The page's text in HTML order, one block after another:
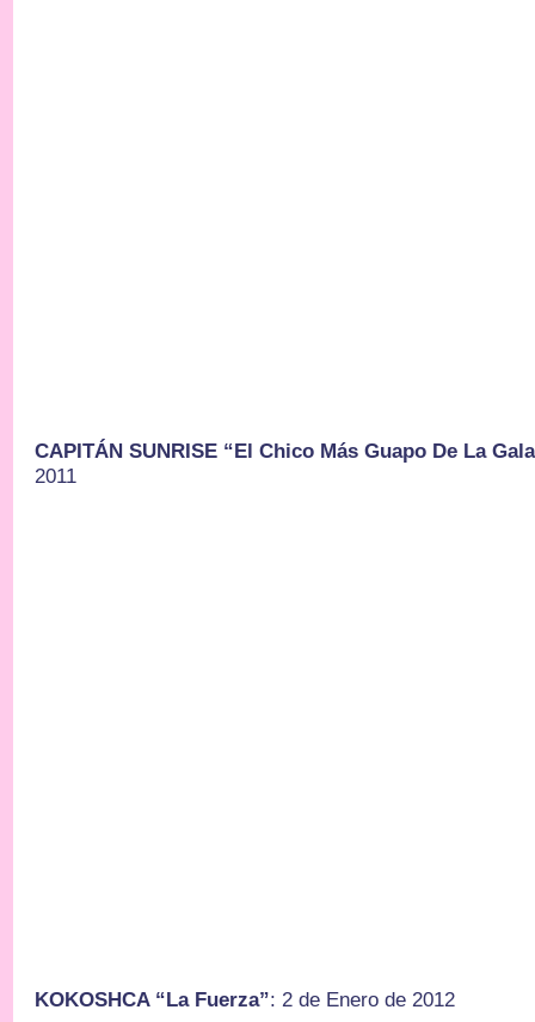
CAPITÁN SUNRISE “El Chico Más Guapo De La
2011
KOKOSHCA “La Fuerza”: 2 de Enero de 2012